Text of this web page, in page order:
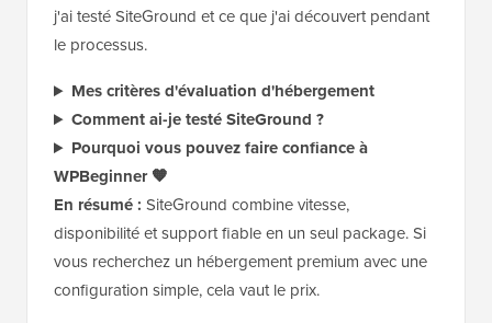
j'ai testé SiteGround et ce que j'ai découvert pendant
le processus.
Mes critères d'évaluation d'hébergement
Comment ai-je testé SiteGround ?
Pourquoi vous pouvez faire confiance à
WPBeginner 🧡
En résumé : SiteGround combine vitesse,
disponibilité et support fiable en un seul package. Si
vous recherchez un hébergement premium avec une
configuration simple, cela vaut le prix.